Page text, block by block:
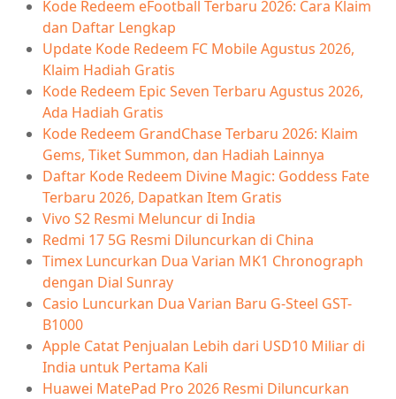
Kode Redeem eFootball Terbaru 2026: Cara Klaim
dan Daftar Lengkap
Update Kode Redeem FC Mobile Agustus 2026,
Klaim Hadiah Gratis
Kode Redeem Epic Seven Terbaru Agustus 2026,
Ada Hadiah Gratis
Kode Redeem GrandChase Terbaru 2026: Klaim
Gems, Tiket Summon, dan Hadiah Lainnya
Daftar Kode Redeem Divine Magic: Goddess Fate
Terbaru 2026, Dapatkan Item Gratis
Vivo S2 Resmi Meluncur di India
Redmi 17 5G Resmi Diluncurkan di China
Timex Luncurkan Dua Varian MK1 Chronograph
dengan Dial Sunray
Casio Luncurkan Dua Varian Baru G-Steel GST-
B1000
Apple Catat Penjualan Lebih dari USD10 Miliar di
India untuk Pertama Kali
Huawei MatePad Pro 2026 Resmi Diluncurkan